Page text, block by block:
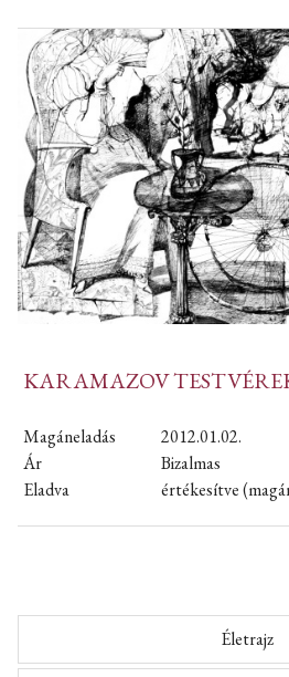
KARAMAZOV
Magáneladás
2012.01.02.
Ár
Bizalmas
Eladva
értékesítve
Életrajz